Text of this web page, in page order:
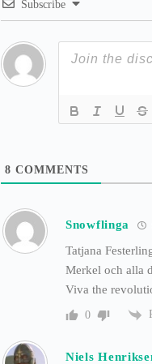
Subscribe
8 COMMENTS
Snowflinga
Tatjana
Merkel och alla
Viva the
0
Niels